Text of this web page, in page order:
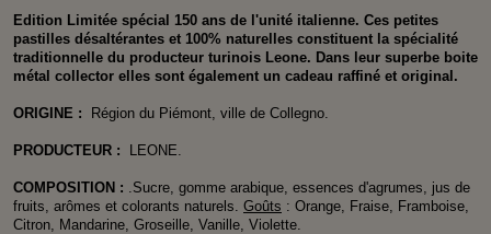
Edition Limitée spécial 150 ans de l'unité italienne. Ces petites
pastilles désaltérantes et 100% naturelles constituent la spécialité
traditionnelle du producteur turinois Leone. Dans leur superbe boite
métal collector elles sont également un cadeau raffiné et original.
ORIGINE : Région du Piémont, ville de Collegno.
PRODUCTEUR : LEONE.
COMPOSITION : .Sucre, gomme arabique, essences d'agrumes, jus de
fruits, arômes et colorants naturels. Goûts : Orange, Fraise, Framboise,
Citron, Mandarine, Groseille, Vanille, Violette.